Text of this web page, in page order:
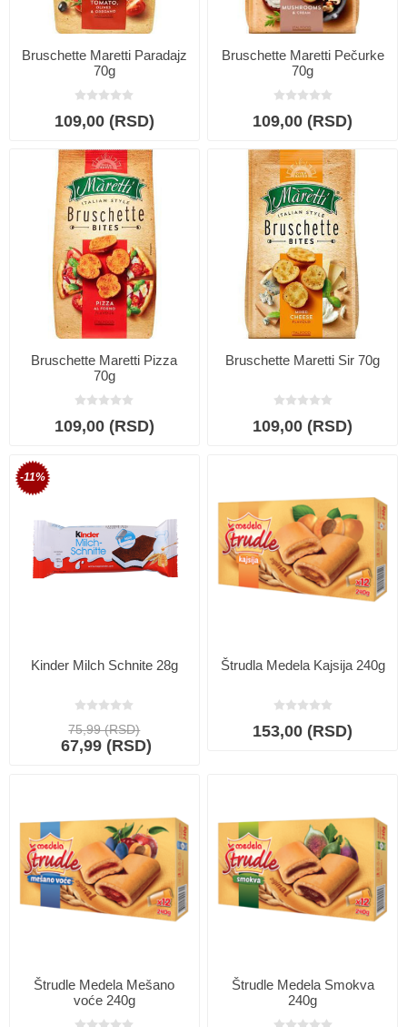
Bruschette Maretti Paradajz
70g
109,00 (RSD)
Bruschette Maretti Pečurke
70g
109,00 (RSD)
Bruschette Maretti Pizza
70g
109,00 (RSD)
Bruschette Maretti Sir 70g
109,00 (RSD)
-11%
Kinder Milch Schnite 28g
75,99 (RSD)
67,99 (RSD)
Štrudla Medela Kajsija 240g
153,00 (RSD)
Štrudle Medela Mešano
voće 240g
Štrudle Medela Smokva
240g